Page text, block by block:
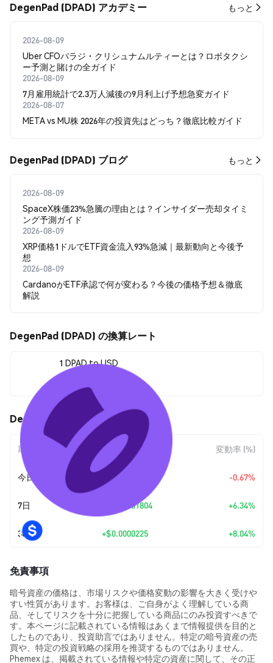
DegenPad (DPAD) アカデミー もっと
2026-08-09
Uber CFOバラジ・クリシュナムルティーとは？ロボタクシ
ー予測と賭けの全ガイド
2026-08-09
7月雇用統計で2.3万人減後の9月利上げ予想急変ガイド
2026-08-07
META vs MU株 2026年の投資先はどっち？徹底比較ガイド
DegenPad (DPAD) ブログ もっと
2026-08-09
SpaceX株価23%急騰の理由とは？インサイダー売却タイミ
ング予測ガイド
2026-08-09
XRP価格1ドルでETF資金流入93%急減｜最新動向と今後予
想
2026-08-09
CardanoがETF承認で何が変わる？今後の価格予想＆徹底
解説
DegenPad (DPAD) の換算レート
1 DPAD to USD
$0.00030248
DegenPad (DPAD) の価格変動
期間 金額変動 変動率 (%)
今日 $-0.00000203 -0.67%
7日 $0.00001804 +6.34%
30日 +$0.0000225 +8.04%
免責事項
暗号資産の価格は、市場リスクや価格変動の影響を大きく受けや
すい性質があります。お客様は、ご自身がよく理解している商
品、そしてリスクを十分に把握している商品にのみ投資すべきで
す。本ページに記載されている情報はあくまで情報提供を目的と
したものであり、投資助言ではありません。特定の暗号資産の売
買や、特定の投資戦略の採用を推奨するものではありません。
Phemex は、掲載されている情報や特定の資産に関して、その正